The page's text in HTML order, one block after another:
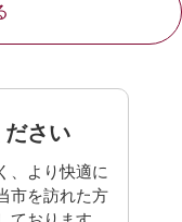
ださい
、より快適に
市を訪れた方